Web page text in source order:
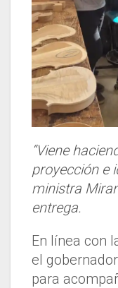
“Viene
proyección e
ministra
entrega.
En línea con
el
para